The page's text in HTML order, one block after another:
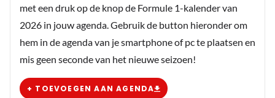
met een druk op de knop de Formule 1-kalender van
2026 in jouw agenda. Gebruik de button hieronder om
hem in de agenda van je smartphone of pc te plaatsen en
mis geen seconde van het nieuwe seizoen!
+ TOEVOEGEN AAN AGENDA